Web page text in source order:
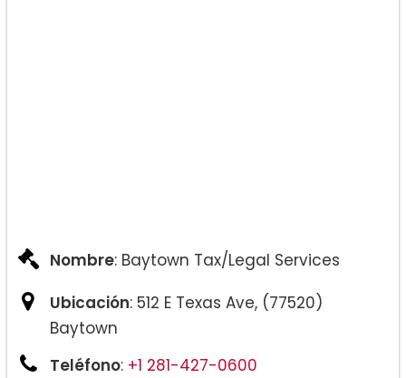
Nombre: Baytown Tax/Legal Services
Ubicación: 512 E Texas Ave, (77520)
Baytown
Teléfono: +1 281-427-0600